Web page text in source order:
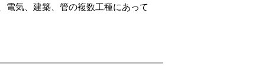
電気、建築、管の複数工種にあって